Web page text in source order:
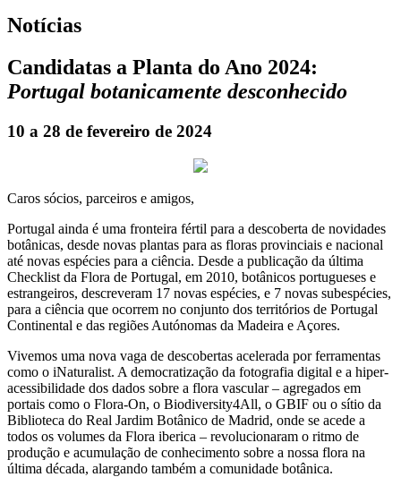
Notícias
Candidatas a Planta do Ano 2024:
Portugal botanicamente desconhecido
10 a 28 de fevereiro de 2024
Caros sócios, parceiros e amigos,
Portugal ainda é uma fronteira fértil para a descoberta de novidades
botânicas, desde novas plantas para as floras provinciais e nacional
até novas espécies para a ciência. Desde a publicação da última
Checklist da Flora de Portugal, em 2010, botânicos portugueses e
estrangeiros, descreveram 17 novas espécies, e 7 novas subespécies,
para a ciência que ocorrem no conjunto dos territórios de Portugal
Continental e das regiões Autónomas da Madeira e Açores.
Vivemos uma nova vaga de descobertas acelerada por ferramentas
como o iNaturalist. A democratização da fotografia digital e a hiper-
acessibilidade dos dados sobre a flora vascular – agregados em
portais como o Flora-On, o Biodiversity4All, o GBIF ou o sítio da
Biblioteca do Real Jardim Botânico de Madrid, onde se acede a
todos os volumes da Flora iberica – revolucionaram o ritmo de
produção e acumulação de conhecimento sobre a nossa flora na
última década, alargando também a comunidade botânica.